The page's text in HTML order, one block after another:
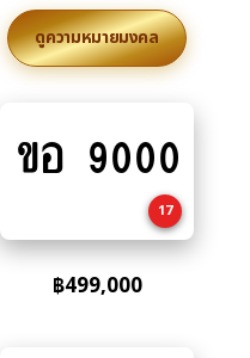
ดูความหมายมงคล
to
ขอ 9000
17
฿499,000